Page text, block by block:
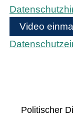
Video
Politischer